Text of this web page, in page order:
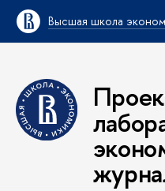
Высшая школа